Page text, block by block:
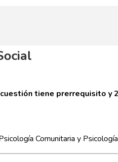
tiene prerrequisito y
Comunitaria y